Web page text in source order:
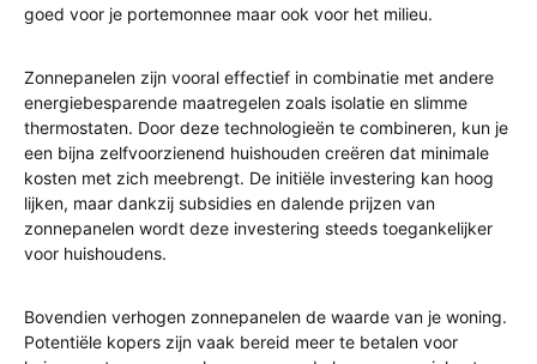
goed voor je portemonnee maar ook voor het milieu.
Zonnepanelen zijn vooral effectief in combinatie met andere
energiebesparende maatregelen zoals isolatie en slimme
thermostaten. Door deze technologieën te combineren, kun je
een bijna zelfvoorzienend huishouden creëren dat minimale
kosten met zich meebrengt. De initiële investering kan hoog
lijken, maar dankzij subsidies en dalende prijzen van
zonnepanelen wordt deze investering steeds toegankelijker
voor huishoudens.
Bovendien verhogen zonnepanelen de waarde van je woning.
Potentiële kopers zijn vaak bereid meer te betalen voor